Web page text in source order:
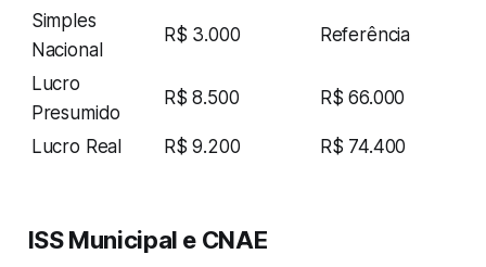
Simples
Nacional
R$ 3.000 Referência
Lucro
Presumido
R$ 8.500 R$ 66.000
Lucro Real R$ 9.200 R$ 74.400
ISS Municipal e CNAE